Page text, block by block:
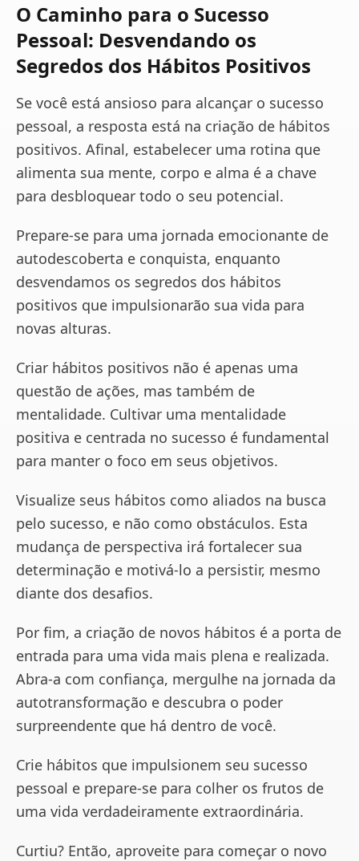
O Caminho para o Sucesso
Pessoal: Desvendando os
Segredos dos Hábitos Positivos
Se você está ansioso para alcançar o sucesso
pessoal, a resposta está na criação de hábitos
positivos. Afinal, estabelecer uma rotina que
alimenta sua mente, corpo e alma é a chave
para desbloquear todo o seu potencial.
Prepare-se para uma jornada emocionante de
autodescoberta e conquista, enquanto
desvendamos os segredos dos hábitos
positivos que impulsionarão sua vida para
novas alturas.
Criar hábitos positivos não é apenas uma
questão de ações, mas também de
mentalidade. Cultivar uma mentalidade
positiva e centrada no sucesso é fundamental
para manter o foco em seus objetivos.
Visualize seus hábitos como aliados na busca
pelo sucesso, e não como obstáculos. Esta
mudança de perspectiva irá fortalecer sua
determinação e motivá-lo a persistir, mesmo
diante dos desafios.
Por fim, a criação de novos hábitos é a porta de
entrada para uma vida mais plena e realizada.
Abra-a com confiança, mergulhe na jornada da
autotransformação e descubra o poder
surpreendente que há dentro de você.
Crie hábitos que impulsionem seu sucesso
pessoal e prepare-se para colher os frutos de
uma vida verdadeiramente extraordinária.
Curtiu? Então, aproveite para começar o novo